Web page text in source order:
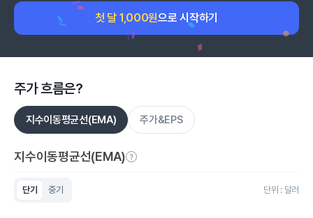
첫 달 1,000원으로 시작하기
주가 흐름은?
지수이동평균선(EMA) 주가&EPS
지수이동평균선(EMA)
단기 중기 단위 : 달러